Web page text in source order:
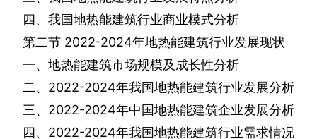
四、我国地热能建筑行业商业模式分析
第二节 2022-2024年地热能建筑行业发展现状
一、地热能建筑市场规模及成长性分析
二、 2022-2024年我国地热能建筑行业发展分析
三、 2022-2024年中国地热能建筑企业发展分析
四、 2022-2024年我国地热能建筑行业需求情况